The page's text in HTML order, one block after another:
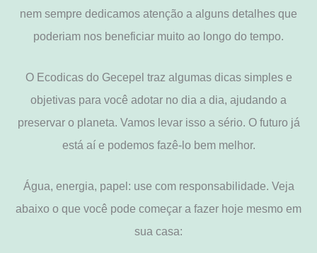
nem sempre dedicamos atenção a alguns detalhes que
poderiam nos beneficiar muito ao longo do tempo.
O Ecodicas do Gecepel traz algumas dicas simples e
objetivas para você adotar no dia a dia, ajudando a
preservar o planeta. Vamos levar isso a sério. O futuro já
está aí e podemos fazê-lo bem melhor.
Água, energia, papel: use com responsabilidade. Veja
abaixo o que você pode começar a fazer hoje mesmo em
sua casa: